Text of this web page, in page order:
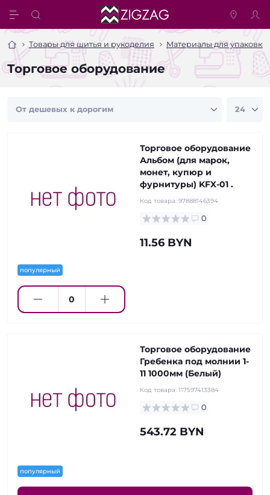
Товары для шитья и рукоделия Материалы для
Торговое оборудование
популярный
Торговое оборудование
Альбом (для марок,
монет, купюр и
фурнитуры) KFX-01 .
Код товара: 97888146394
0
11.56 BYN
популярный
Торговое оборудование
Гребенка под молнии 1-
11 1000мм (Белый)
Код товара: 117597413384
0
543.72 BYN